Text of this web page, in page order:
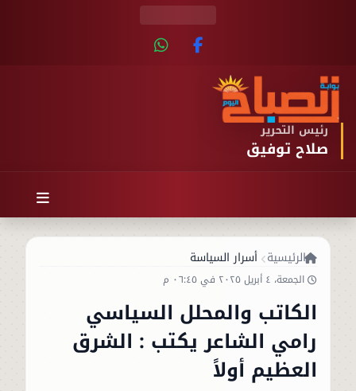
رئيس التحرير
صلاح توفيق
الرئيسية أسرار السياسة
الجمعة، ٤ أبريل ٢٠٢٥ في ٠٦:٤٥ م
الكاتب والمحلل السياسي
رامي الشاعر يكتب : الشرق
العظيم أولاً